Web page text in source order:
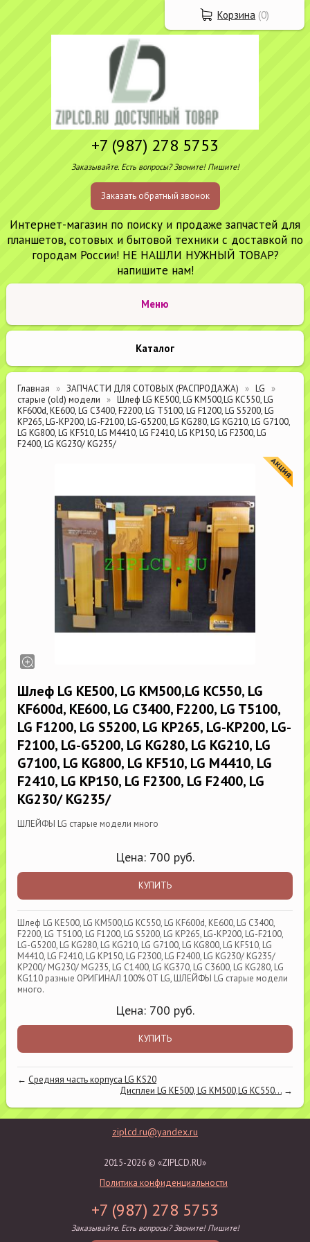
+7 (987) 278 5753
Заказывайте. Есть вопросы? Звоните! Пишите!
Заказать обратный звонок
Интернет-магазин по поиску и продаже запчастей для
планшетов, сотовых и бытовой техники с доставкой по
городам России! НЕ НАШЛИ НУЖНЫЙ ТОВАР?
напишите нам!
Каталог
Главная ЗАПЧАСТИ ДЛЯ СОТОВЫХ (РАСПРОДАЖА)
LG
старые (old) модели
Шлеф LG KE500, LG KM500,LG KC550, LG
KF600d, KE600, LG C3400, F2200, LG T5100, LG F1200, LG S5200, LG
KP265, LG-KP200, LG-F2100, LG-G5200, LG KG280, LG KG210, LG G7100,
LG KG800, LG KF510, LG M4410, LG F2410, LG KP150, LG F2300, LG
F2400, LG KG230/ KG235/
Шлеф LG KE500, LG KM500,LG KC550, LG
KF600d, KE600, LG C3400, F2200, LG T5100,
LG F1200, LG S5200, LG KP265, LG-KP200, LG-
F2100, LG-G5200, LG KG280, LG KG210, LG
G7100, LG KG800, LG KF510, LG M4410, LG
F2410, LG KP150, LG F2300, LG F2400, LG
KG230/ KG235/
ШЛЕЙФЫ LG старые модели много
Цена: 700 руб.
КУПИТЬ
Шлеф LG KE500, LG KM500,LG KC550, LG KF600d, KE600, LG C3400,
F2200, LG T5100, LG F1200, LG S5200, LG KP265, LG-KP200, LG-F2100,
LG-G5200, LG KG280, LG KG210, LG G7100, LG KG800, LG KF510, LG
M4410, LG F2410, LG KP150, LG F2300, LG F2400, LG KG230/ KG235/
KP200/ MG230/ MG235, LG C1400, LG KG370, LG C3600, LG KG280, LG
KG110 разные ОРИГИНАЛ 100% ОТ LG, ШЛЕЙФЫ LG старые модели
много.
Цена: 700 руб.
КУПИТЬ
← Средняя часть корпуса LG KS20
Дисплеи LG KE500, LG KM500,LG KC550...→
ziplcd.ru@yandex.ru
2015-2026 © «ZIPLCD.RU»
Политика конфиденциальности
+7 (987) 278 5753
Заказывайте. Есть вопросы? Звоните! Пишите!
Корзина (0)